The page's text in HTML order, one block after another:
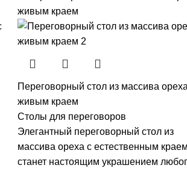
Переговорный стол из массива
живым краем
Столы для переговоров
Элегантный переговорный стол из
массива ореха с естественным краем
станет настоящим украшением